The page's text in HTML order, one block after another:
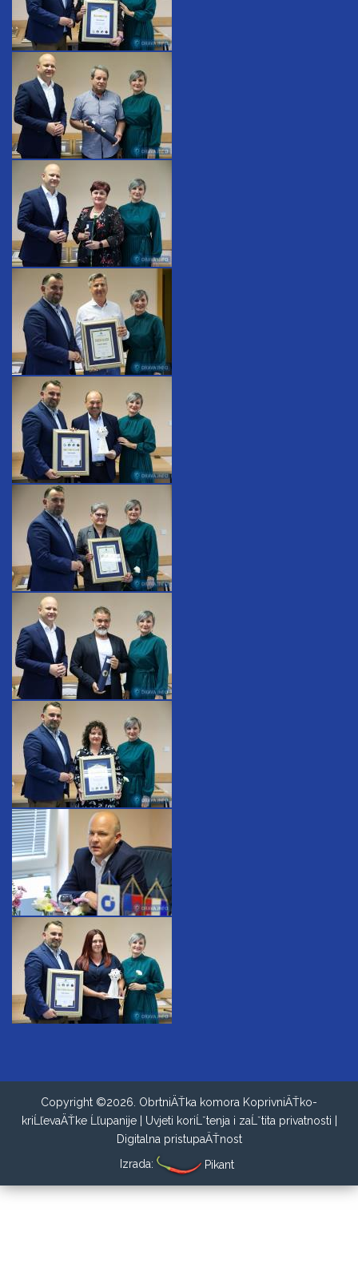
Copyright ©2026. ObrtniÄŤka komora KoprivniÄŤko-
kriĹľevaÄŤke Ĺľupanije | Uvjeti koriĹˇtenja i zaĹˇtita privatnosti
Digitalna pristupaÄŤnost
Izrada:
Pikant